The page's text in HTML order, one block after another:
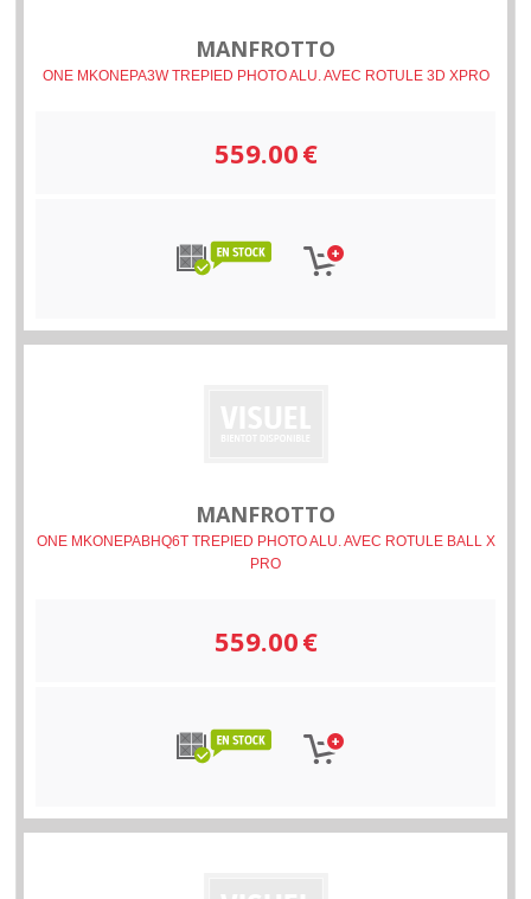
MANFROTTO
ONE MKONEPA3W TREPIED PHOTO ALU. AVEC ROTULE 3D XPRO
559.00€
MANFROTTO
ONE MKONEPABHQ6T TREPIED PHOTO ALU. AVEC ROTULE BALL X
PRO
559.00€